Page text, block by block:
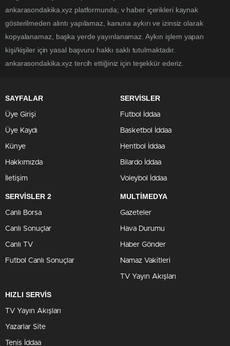
ankarasondakika.xyz platformunda; v haber içerikleri kaynak
gösterilmeden alıntı yapılamaz, kanuna aykırı ve izinsiz olarak
kopyalanamaz, başka yerde yayınlanamaz. Aykırı işlem yapan
kişi/kişiler için yasal başvuru hakkı saklı tutulmaktadır.
ankarasondakika.xyz tercih ettiğiniz için teşekkür ederiz.
SAYFALAR
Üye Girişi
Üye Kaydı
Künye
Hakkımızda
İletişim
SERVİSLER
Futbol İddaa
Basketbol İddaa
Hentbol İddaa
Bilardo İddaa
Voleybol İddaa
SERVİSLER 2
Canlı Borsa
Canlı Sonuçlar
Canlı TV
Futbol Canlı Sonuçlar
MULTİMEDYA
Gazeteler
Hava Durumu
Haber Gönder
Namaz Vakitleri
TV Yayın Akışları
HIZLI SERVİS
TV Yayın Akışları
Yazarlar Site
Tenis İddaa